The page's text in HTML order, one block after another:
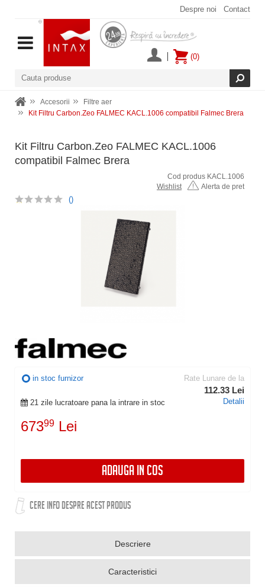
Despre noi Contact
(0)
Accesorii
Filtre aer
Kit Filtru Carbon.Zeo FALMEC KACL.1006 compatibil Falmec Brera
Kit Filtru Carbon.Zeo FALMEC KACL.1006
compatibil Falmec Brera
Cod produs KACL.1006
Wishlist
Alerta de pret
()
in stoc furnizor
21 zile lucratoare pana la intrare in stoc
67399 Lei
Rate Lunare de la
112.33 Lei
Detalii
ADAUGA IN COS
CERE INFO DESPRE ACEST PRODUS
Descriere
Caracteristici